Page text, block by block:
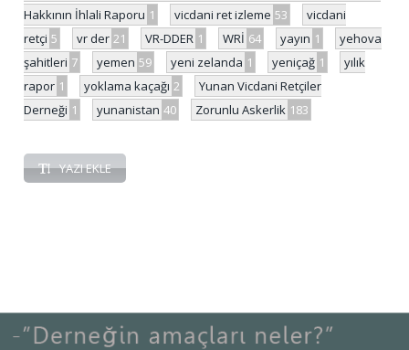
Hakkının İhlali Raporu 1 vicdani ret izleme 53
vicdani
retçi 5 vr der 21 VR-DDER 1 WRİ 64 yayın 1
yehova
şahitleri 7 yemen 59 yeni zelanda 1 yeniçağ 1
yılık
rapor 1 yoklama kaçağı 2
Yunan Vicdani Retçiler
Derneği 1 yunanistan 40 Zorunlu Askerlik 183
YAZI EKLE